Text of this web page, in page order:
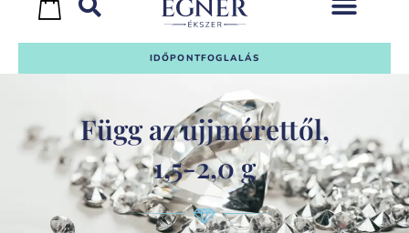
IDŐPONTFOGLALÁS
Függ az ujjmérettől,
1,5-2,0 g